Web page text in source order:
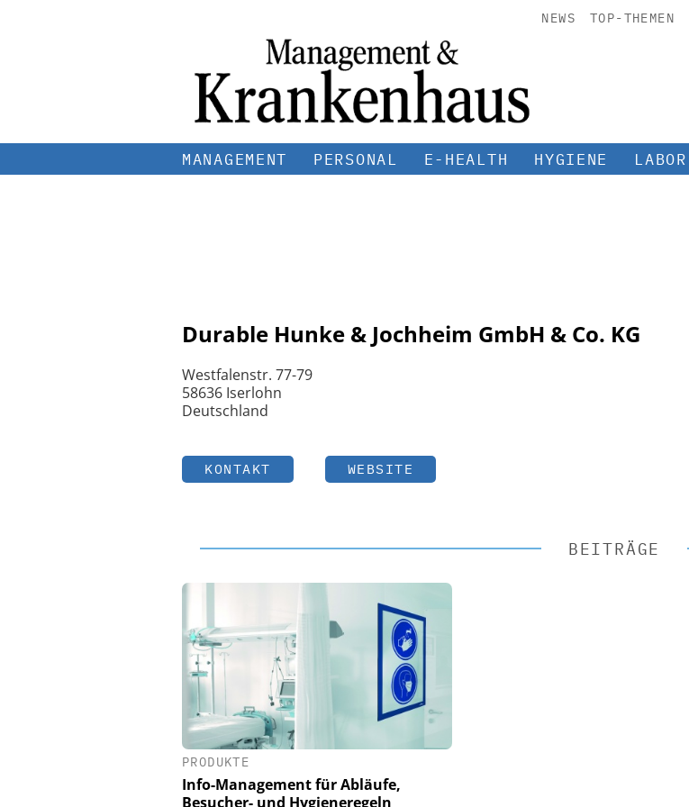
NEWS TOP-THEMEN
MANAGEMENT PERSONAL E-HEALTH HYGIENE LABOR
Durable Hunke & Jochheim GmbH & Co. KG
Westfalenstr. 77-79
58636 Iserlohn
Deutschland
KONTAKT WEBSITE
BEITRÄGE
PRODUKTE
Info-Management für Abläufe,
Besucher- und Hygieneregeln